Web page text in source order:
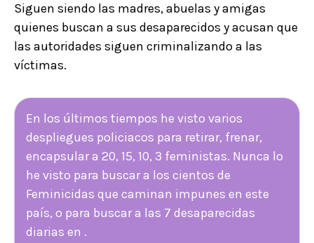
Siguen siendo las madres, abuelas y amigas
quienes buscan a sus desaparecidos y acusan que
las autoridades siguen criminalizando a las
víctimas.
En los últimos tiempos he visto varios
despliegues policiacos para retirar, frenar,
encapsular a 20, 15, 10, 3 feministas. Nunca lo
he visto para buscar a los cientos de
Feminicidas que caminan impunes en este
país, o para buscar a las 7 desaparecidas
diarias en .